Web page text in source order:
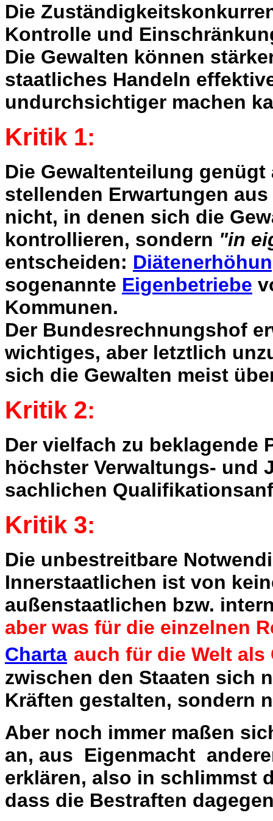
Die
Kontrolle und
Die Gewalten können
staatliches Handeln
undurchsichtiger machen
Kritik 1:
Die Gewaltenteilung
stellenden Erwartungen
nicht, in denen sich die
kontrollieren, sondern "in
entscheiden:
sogenannte Eigenbetriebe
Kommunen.
Der Bundesrechnungshof
wichtiges, aber letztlich
sich die Gewalten meist
Kritik 2:
Der vielfach zu beklagende
höchster Verwaltungs- und
sachlichen
Kritik 3:
Die unbestreitbare
Innerstaatlichen ist von
außenstaatlichen bzw.
aber was für die einzelnen
Charta auch für die Welt als
zwischen den Staaten sich
Kräften gestalten, sondern
Aber noch immer maßen
an, aus Eigenmacht
erklären, also in schlimmst
dass die Bestraften